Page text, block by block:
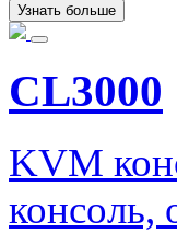
Узнать больше
CL3000
KVM
консоль,